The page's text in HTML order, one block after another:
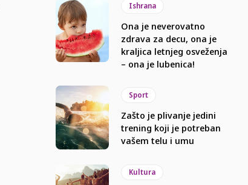
Ishrana
Ona je neverovatno
zdrava za decu, ona je
kraljica letnjeg osveženja
– ona je lubenica!
Sport
Zašto je plivanje jedini
trening koji je potreban
vašem telu i umu
Kultura